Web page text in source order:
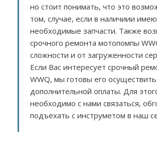
но стоит понимать, что это
том, случае, если в наличиии
необходимые запчасти. Также
срочного ремонта мотопомпы
сложности и от загруженности
Если Вас интересует срочный
WWQ, мы готовы его
дополнительной оплаты. Для
необходимо с нами связаться,
подъехать с инструметом в наш